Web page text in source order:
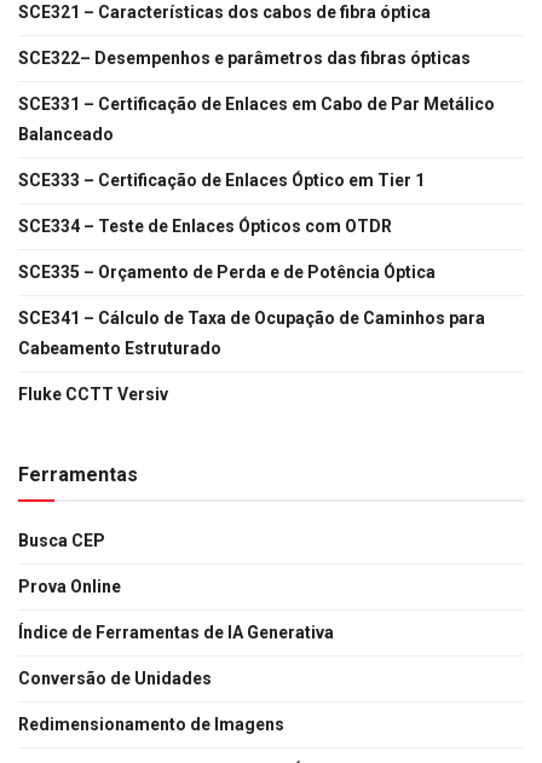
SCE321 – Características dos cabos de fibra óptica
SCE322– Desempenhos e parâmetros das fibras ópticas
SCE331 – Certificação de Enlaces em Cabo de Par Metálico
Balanceado
SCE333 – Certificação de Enlaces Óptico em Tier 1
SCE334 – Teste de Enlaces Ópticos com OTDR
SCE335 – Orçamento de Perda e de Potência Óptica
SCE341 – Cálculo de Taxa de Ocupação de Caminhos para
Cabeamento Estruturado
Fluke CCTT Versiv
Ferramentas
Busca CEP
Prova Online
Índice de Ferramentas de IA Generativa
Conversão de Unidades
Redimensionamento de Imagens